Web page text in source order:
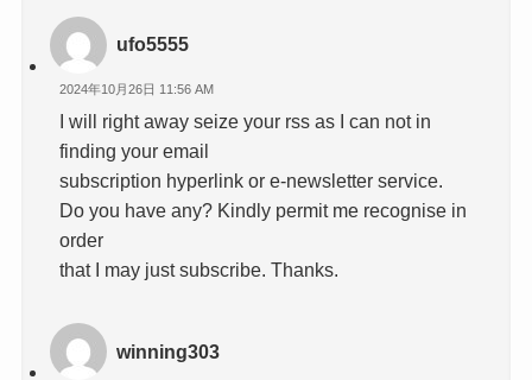
ufo5555
2024年10月26日 11:56 AM
I will right away seize your rss as I can not in
finding your email
subscription hyperlink or e-newsletter service.
Do you have any? Kindly permit me recognise in
order
that I may just subscribe. Thanks.
winning303